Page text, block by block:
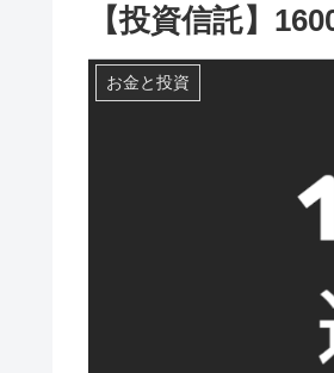
【投資信託】
お金と投資